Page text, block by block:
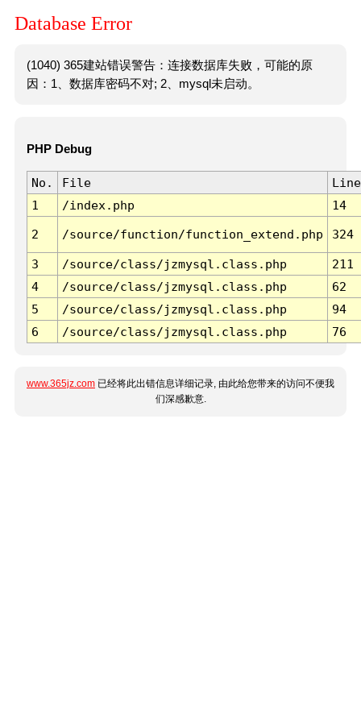
Database Error
(1040) 365建站错误警告：连接数据库失败，可能的原
因：1、数据库密码不对; 2、mysql未启动。
PHP Debug
No. File
Line
1
/index.php 14
2 /source/function/function_extend.php 324
3 /source/class/jzmysql.class.php
211
4
/source/class/jzmysql.class.php
62
5
/source/class/jzmysql.class.php
94
6
/source/class/jzmysql.class.php 76
www.365jz.com 已经将此出错信息详细记录, 由此给您带来的访问不便我
们深感歉意.